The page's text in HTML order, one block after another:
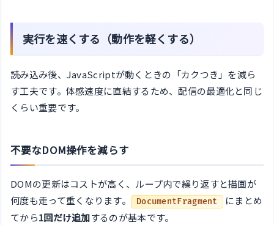
実行を速くする（動作を軽くする）
読み込み後、JavaScriptが動くときの「カクつき」を減ら
す工夫です。体感速度に直結するため、配信の最適化と同じ
くらい重要です。
不要なDOM操作を減らす
DOMの更新はコストが高く、ループ内で繰り返すと描画が
何度も走って重くなります。
DocumentFragment
にまとめ
てから1回だけ追加するのが基本です。